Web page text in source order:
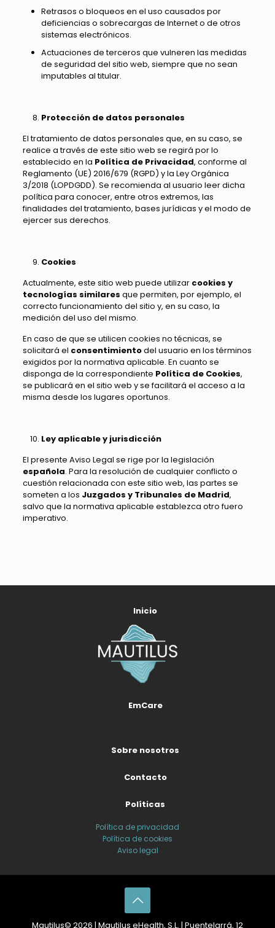
Retrasos o bloqueos en el uso causados por
deficiencias o sobrecargas de Internet o de otros
sistemas electrónicos.
Actuaciones de terceros que vulneren las medidas
de seguridad del sitio web, siempre que no sean
imputables al titular.
Protección de datos personales
El tratamiento de datos personales que, en su caso, se
realice a través de este sitio web se regirá por lo
establecido en la Política de Privacidad, conforme al
Reglamento (UE) 2016/679 (RGPD) y la Ley Orgánica
3/2018 (LOPDGDD). Se recomienda al usuario leer dicha
política para conocer, entre otros extremos, las
finalidades del tratamiento, bases jurídicas y el modo de
ejercer sus derechos.
Cookies
Actualmente, este sitio web puede utilizar cookies y
tecnologías similares que permiten, por ejemplo, el
correcto funcionamiento del sitio y, en su caso, la
medición del uso del mismo.
En caso de que se utilicen cookies no técnicas, se
solicitará el consentimientodel usuario en los términos
exigidos por la normativa aplicable. En cuanto se
disponga de la correspondiente Política de Cookies,
se publicará en el sitio web y se facilitará el acceso a la
misma desde los lugares oportunos.
Ley aplicable y jurisdicción
El presente Aviso Legal se rige por la legislación
española. Para la resolución de cualquier conflicto o
cuestión relacionada con este sitio web, las partes se
someten a los Juzgados y Tribunales de Madrid,
salvo que la normativa aplicable establezca otro fuero
imperativo.
Inicio
EmCare
Sobre nosotros
Contacto
Políticas
Política de privacidad
Política de cookies
Aviso legal
Mautilus© 2026 | Mautilus eHealth, S.L. | Puentelarrá, 12